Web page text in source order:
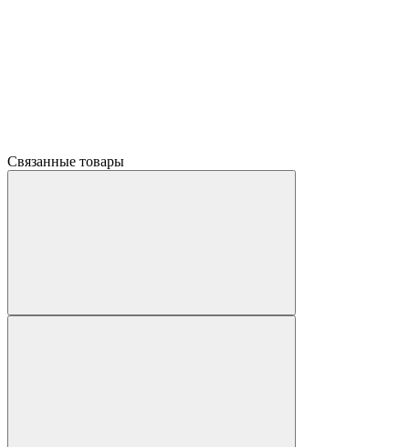
Связанные товары